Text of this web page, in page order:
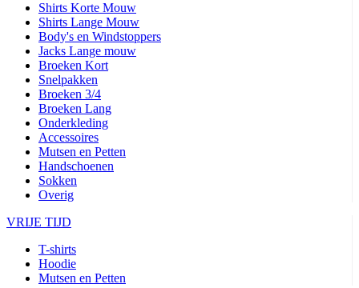
Shirts Korte Mouw
Shirts Lange Mouw
Body's en Windstoppers
Jacks Lange mouw
Broeken Kort
Snelpakken
Broeken 3/4
Broeken Lang
Onderkleding
Accessoires
Mutsen en Petten
Handschoenen
Sokken
Overig
VRIJE TIJD
T-shirts
Hoodie
Mutsen en Petten